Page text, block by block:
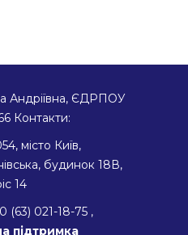
Андріївна, ЄДРПОУ
Контакти:
, місто Київ,
будинок 18В,
14
(63) 021-18-75 ,
підтримка